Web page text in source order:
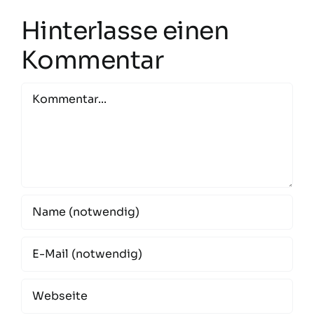
Hinterlasse einen
Kommentar
Kommentar